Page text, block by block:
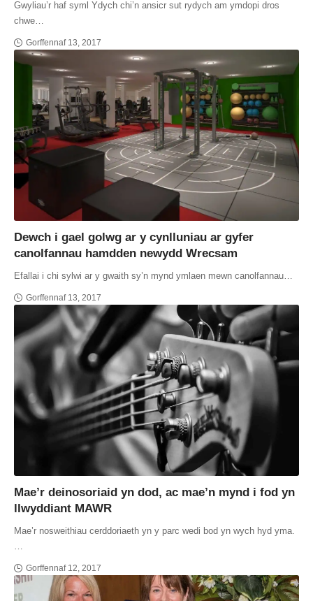
Gwyliau’r haf syml Ydych chi’n ansicr sut rydych am ymdopi dros
chwe…
Gorffennaf 13, 2017
Dewch i gael golwg ar y cynlluniau ar gyfer
canolfannau hamdden newydd Wrecsam
Efallai i chi sylwi ar y gwaith sy’n mynd ymlaen mewn canolfannau…
Gorffennaf 13, 2017
Mae’r deinosoriaid yn dod, ac mae’n mynd i fod yn
llwyddiant MAWR
Mae’r nosweithiau cerddoriaeth yn y parc wedi bod yn wych hyd yma.
Gorffennaf 12, 2017